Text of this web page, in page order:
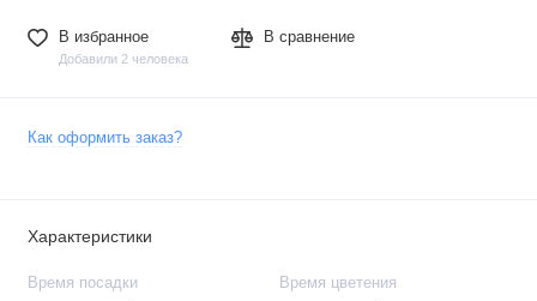
В избранное
Добавили 2 человека
В сравнение
Как оформить заказ?
Характеристики
Время посадки Время цветения